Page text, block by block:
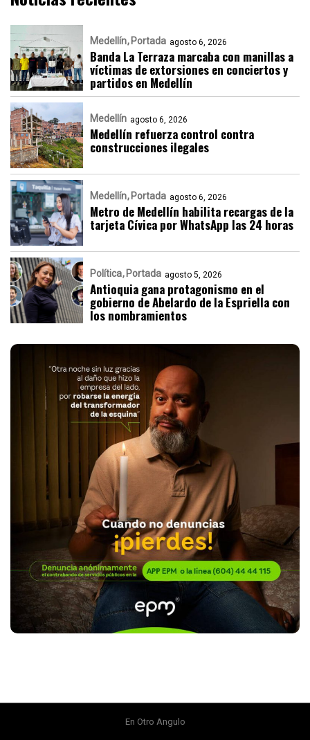
Medellín Portada agosto 6, 2026
Banda La Terraza marcaba con manillas a
víctimas de extorsiones en conciertos y
partidos en Medellín
Medellín agosto 6, 2026
Medellín refuerza control contra
construcciones ilegales
Medellín Portada agosto 6, 2026
Metro de Medellín habilita recargas de la
tarjeta Cívica por WhatsApp las 24 horas
Política Portada agosto 5, 2026
Antioquia gana protagonismo en el
gobierno de Abelardo de la Espriella con
los nombramientos
En Otro Angulo